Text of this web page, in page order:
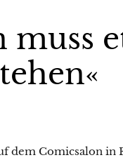
dem Comicsalon in